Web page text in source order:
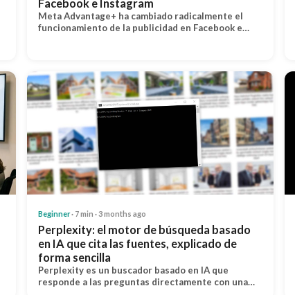
Facebook e Instagram
Meta Advantage+ ha cambiado radicalmente el
funcionamiento de la publicidad en Facebook e…
Beginner· 7 min · 3 months ago
Perplexity: el motor de búsqueda basado
en IA que cita las fuentes, explicado de
forma sencilla
Perplexity es un buscador basado en IA que
responde a las preguntas directamente con una…